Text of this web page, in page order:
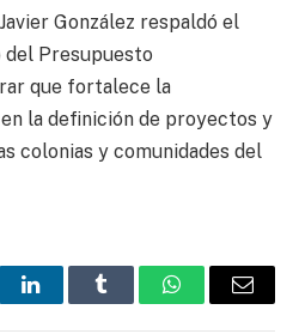
González respaldó el
Presupuesto
que fortalece la
la definición de proyectos y
colonias y comunidades del
LinkedInTumblr WhatsAppEmail